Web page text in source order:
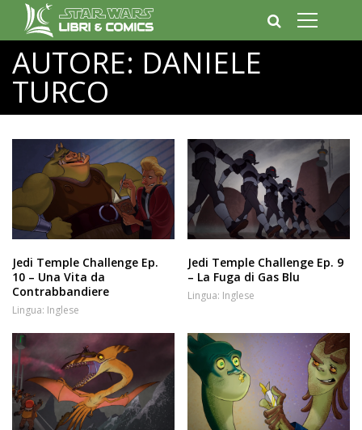
AUTORE: DANIELE
TURCO
Jedi Temple Challenge Ep.
10 – Una Vita da
Contrabbandiere
Lingua: Inglese
Jedi Temple Challenge Ep. 9
– La Fuga di Gas Blu
Lingua: Inglese